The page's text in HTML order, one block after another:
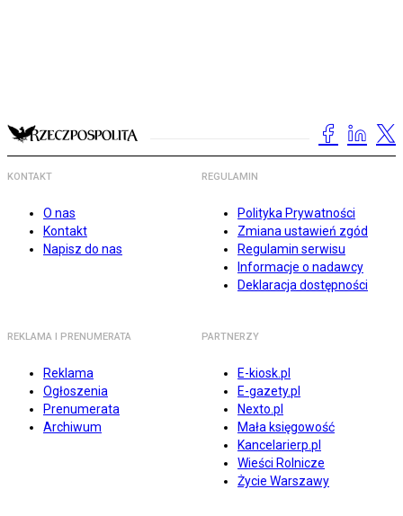
KONTAKT
O nas
Kontakt
Napisz do nas
REGULAMIN
Polityka Prywatności
Zmiana ustawień zgód
Regulamin serwisu
Informacje o nadawcy
Deklaracja dostępności
REKLAMA I PRENUMERATA
Reklama
Ogłoszenia
Prenumerata
Archiwum
PARTNERZY
E-kiosk.pl
E-gazety.pl
Nexto.pl
Mała księgowość
Kancelarierp.pl
Wieści Rolnicze
Życie Warszawy